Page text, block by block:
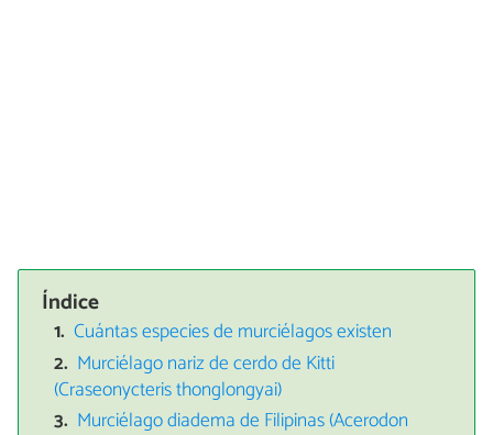
Índice
Cuántas especies de murciélagos existen
Murciélago nariz de cerdo de Kitti
(Craseonycteris thonglongyai)
Murciélago diadema de Filipinas (Acerodon